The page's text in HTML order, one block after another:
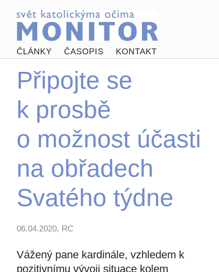
ČLÁNKY ČASOPIS KONTAKT
Připojte se
k prosbě
o možnost účasti
na obřadech
Svatého týdne
06.04.2020, RC
Vážený pane kardinále, vzhledem k
pozitivnímu vývoji situace kolem